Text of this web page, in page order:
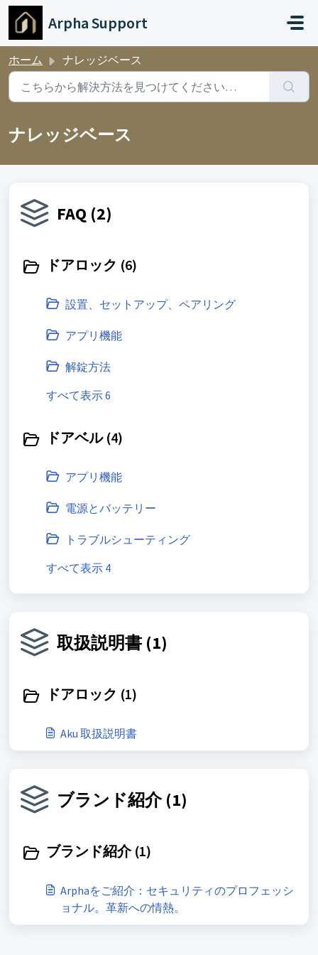
メインコンテンツに移動
Arpha Support
ホーム ナレッジベース
ナレッジベース
FAQ (2)
ドアロック (6)
設置、セットアップ、ペアリング
アプリ機能
解錠方法
すべて表示 6
ドアベル (4)
アプリ機能
電源とバッテリー
トラブルシューティング
すべて表示 4
取扱説明書 (1)
ドアロック (1)
Aku 取扱説明書
ブランド紹介 (1)
ブランド紹介 (1)
Arphaをご紹介：セキュリティのプロフェッシ
ョナル。革新への情熱。